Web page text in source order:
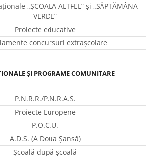
„ŞCOALA ALTFEL” și „SĂPTĂMÂNA
VERDE”
Proiecte educative
concursuri extraşcolare
ȘI PROGRAME COMUNITARE
P.N.R.R./P.N.R.A.S.
Proiecte Europene
P.O.C.U.
A.D.S. (A Doua Șansă)
Școală după școală